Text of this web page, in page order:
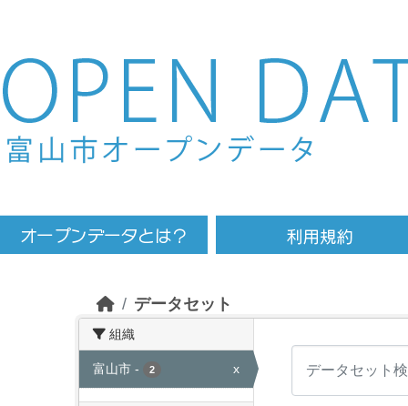
Skip to main content
データセット
組織
富山市 - 2 x